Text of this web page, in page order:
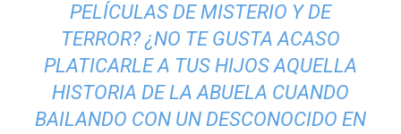
PELÍCULAS DE MISTERIO Y DE
TERROR? ¿NO TE GUSTA ACASO
PLATICARLE A TUS HIJOS AQUELLA
HISTORIA DE LA ABUELA CUANDO
BAILANDO CON UN DESCONOCIDO EN